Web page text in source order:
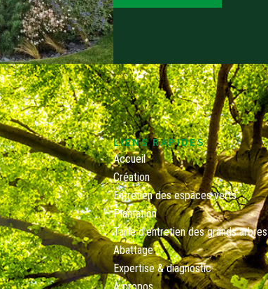
LIENS RAPIDES
Accueil
Création
Entretien des espaces verts
Plantation
Taille d’entretien des grands arbres
Abattage
Expertise & diagnostic